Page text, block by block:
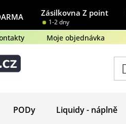
Zásilkovna Z point
1-2 dny
Moje objednávka
PODy Liquidy - náplně